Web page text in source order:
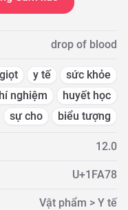
drop of blood
giọt y tế
sức khỏe
nghiệm
huyết học
sự cho
biểu tượng
12.0
U+1FA78
Vật phẩm > Y tế